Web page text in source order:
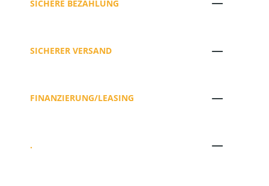
SICHERE BEZAHLUNG
SICHERER VERSAND
FINANZIERUNG/LEASING
.